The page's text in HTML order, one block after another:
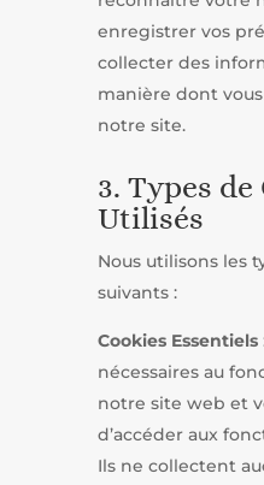
enregistrer vos
collecter des
manière dont
notre site.
3. Types de
Utilisés
Nous utilisons les
suivants :
Cookies Essentiels
nécessaires au
notre site web et
d’accéder aux
Ils ne collectent